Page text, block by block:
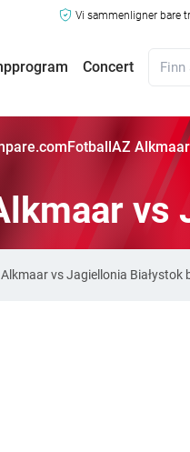
Vi sammenligner bare
Concert
FotballAZ
vs
Alkmaar vs Jagiellonia